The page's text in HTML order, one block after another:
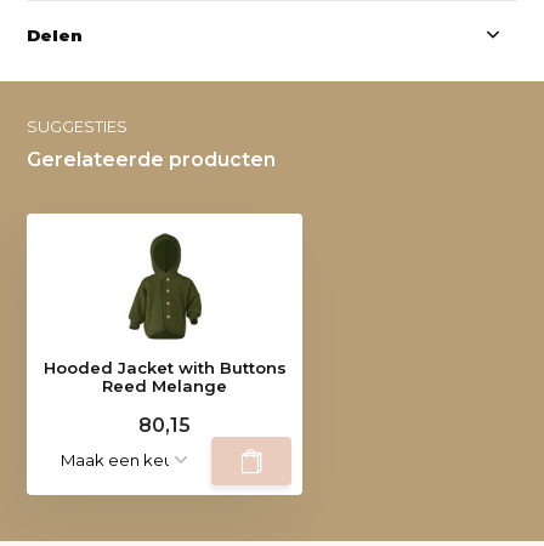
Delen
SUGGESTIES
Gerelateerde producten
Hooded Jacket with Buttons
Reed Melange
80,15